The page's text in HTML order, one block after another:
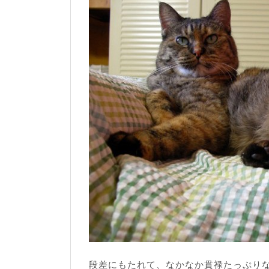
段差にもたれて、なかなか貫禄たっぷり